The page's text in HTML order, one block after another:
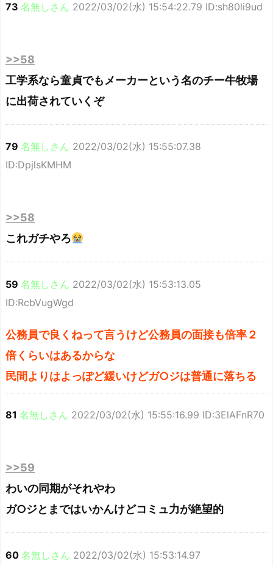
73 名無しさん 2022/03/02(水) 15:54:22.79 ID:sh80li9ud
>>58
工学系なら童貞でもメーカーという名のチー牛牧場
に出荷されていくぞ
79 名無しさん 2022/03/02(水) 15:55:07.38
ID:DpjlsKMHM
>>58
これガチやろ
59 名無しさん 2022/03/02(水) 15:53:13.05
ID:RcbVugWgd
公務員で良くねって言うけど公務員の面接も倍率２
倍くらいはあるからな
民間よりはよっぽど緩いけどガ○ジは普通に落ちる
81 名無しさん 2022/03/02(水) 15:55:16.99 ID:3ElAFnR70
>>59
わいの同期がそれやわ
ガ○ジとまではいかんけどコミュ力が絶望的
60 名無しさん 2022/03/02(水) 15:53:14.97